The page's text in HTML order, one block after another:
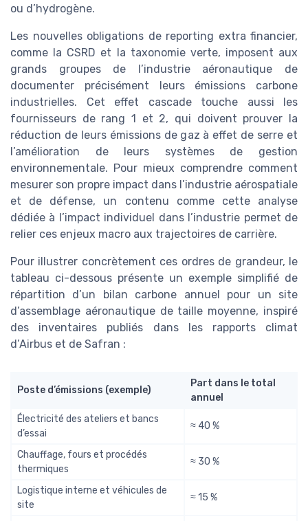
ou d’hydrogène.
Les nouvelles obligations de reporting extra financier,
comme la CSRD et la taxonomie verte, imposent aux
grands groupes de l’industrie aéronautique de
documenter précisément leurs émissions carbone
industrielles. Cet effet cascade touche aussi les
fournisseurs de rang 1 et 2, qui doivent prouver la
réduction de leurs émissions de gaz à effet de serre et
l’amélioration de leurs systèmes de gestion
environnementale. Pour mieux comprendre comment
mesurer son propre impact dans l’industrie aérospatiale
et de défense, un contenu comme cette analyse
dédiée à l’impact individuel dans l’industrie permet de
relier ces enjeux macro aux trajectoires de carrière.
Pour illustrer concrètement ces ordres de grandeur, le
tableau ci-dessous présente un exemple simplifié de
répartition d’un bilan carbone annuel pour un site
d’assemblage aéronautique de taille moyenne, inspiré
des inventaires publiés dans les rapports climat
d’Airbus et de Safran :
Poste d’émissions (exemple)
Part dans le total
annuel
Électricité des ateliers et bancs
d’essai
≈ 40 %
Chauffage, fours et procédés
thermiques
≈ 30 %
Logistique interne et véhicules de
site
≈ 15 %